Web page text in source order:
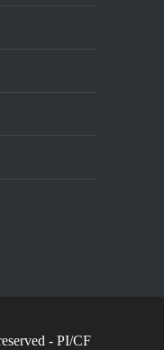
- PI/CF